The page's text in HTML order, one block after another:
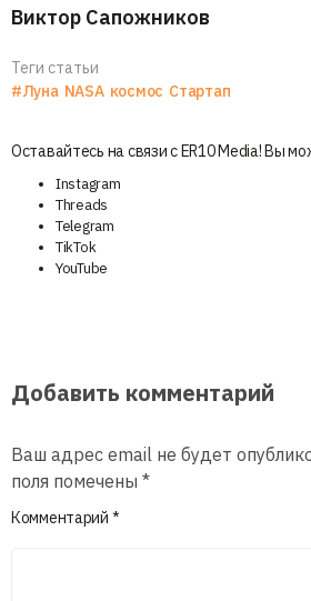
Виктор Сапожников
Теги статьи
#Луна NASA космос Стартап
Оставайтесь на связи с ER10 Media! Вы
Instagram
Threads
Telegram
TikTok
YouTube
Добавить комментарий
Ваш адрес email не будет
поля помечены *
Комментарий *